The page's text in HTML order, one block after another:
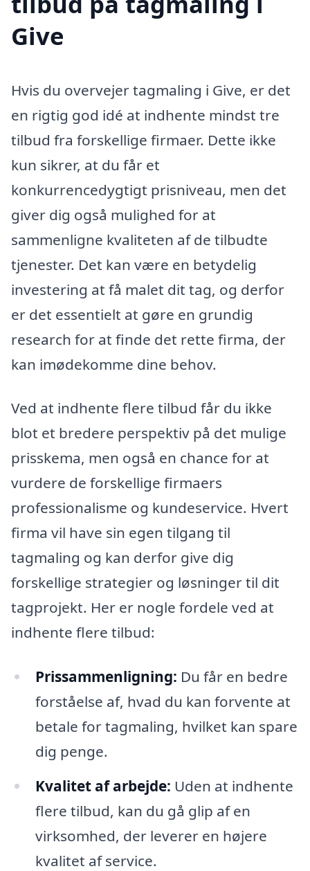
Give
Hvis du overvejer tagmaling i Give, er det
en rigtig god idé at indhente mindst tre
tilbud fra forskellige firmaer. Dette ikke
kun sikrer, at du får et
konkurrencedygtigt prisniveau, men det
giver dig også mulighed for at
sammenligne kvaliteten af de tilbudte
tjenester. Det kan være en betydelig
investering at få malet dit tag, og derfor
er det essentielt at gøre en grundig
research for at finde det rette firma, der
kan imødekomme dine behov.
Ved at indhente flere tilbud får du ikke
blot et bredere perspektiv på det mulige
prisskema, men også en chance for at
vurdere de forskellige firmaers
professionalisme og kundeservice. Hvert
firma vil have sin egen tilgang til
tagmaling og kan derfor give dig
forskellige strategier og løsninger til dit
tagprojekt. Her er nogle fordele ved at
indhente flere tilbud:
Prissammenligning: Du får en bedre
forståelse af, hvad du kan forvente at
betale for tagmaling, hvilket kan spare
dig penge.
Kvalitet af arbejde: Uden at indhente
flere tilbud, kan du gå glip af en
virksomhed, der leverer en højere
kvalitet af service.